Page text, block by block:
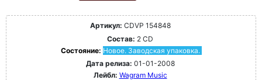
Артикул: CDVP 154848
Состав: 2 CD
Состояние: Новое. Заводская упаковка.
Дата релиза: 01-01-2008
Лейбл: Wagram Music